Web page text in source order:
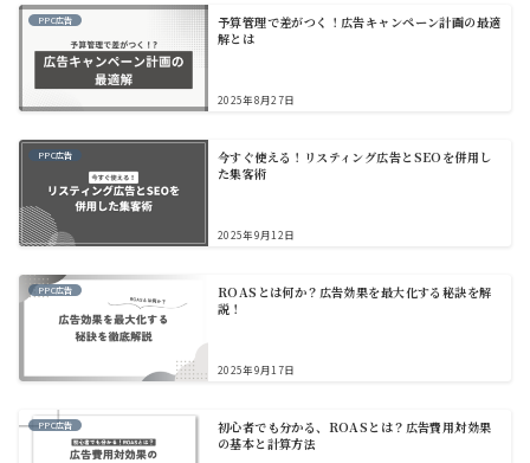
PPC広告
予算管理で差がつく！広告キャンペーン計画の最適
解とは
2025年8月27日
PPC広告
今すぐ使える！リスティング広告とSEOを併用し
た集客術
2025年9月12日
PPC広告
ROASとは何か？広告効果を最大化する秘訣を解
説！
2025年9月17日
PPC広告
初心者でも分かる、ROASとは？広告費用対効果
の基本と計算方法